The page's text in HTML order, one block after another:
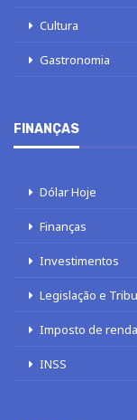
Cultura
Gastronomia
FINANÇAS
Dólar Hoje
Finanças
Investimentos
Legislação e
Imposto de renda
INSS